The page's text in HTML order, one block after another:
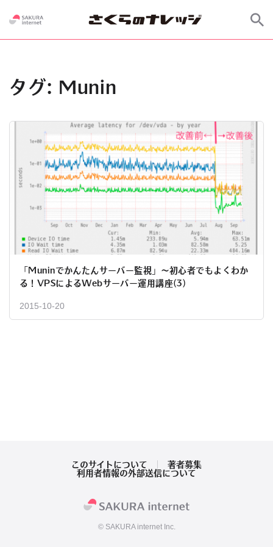
タグ: Munin
「Muninでかんたんサーバー監視」～初心者でもよくわか
る！VPSによるWebサーバー運用講座(3)
2015-10-20
このサイトについて
著者募集
利用者情報の外部送信について
© SAKURA internet Inc.